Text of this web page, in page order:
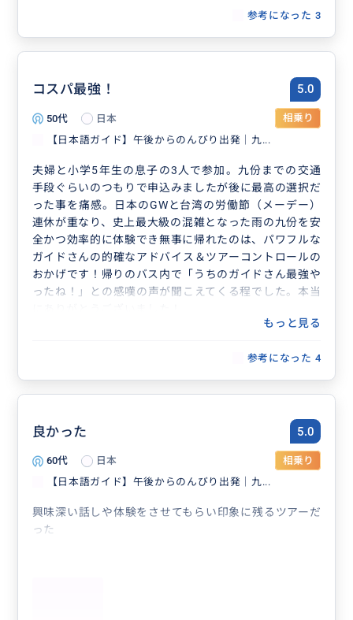
参考になった 3
コスパ最強！ 5.0
50代 日本
相乗り
【日本語ガイド】午後からのんびり出発｜九...
夫婦と小学5年生の息子の3人で参加。九份までの交通
手段ぐらいのつもりで申込みましたが後に最高の選択だ
った事を痛感。日本のGWと台湾の労働節（メーデー）
連休が重なり、史上最大級の混雑となった雨の九份を安
全かつ効率的に体験でき無事に帰れたのは、パワフルな
ガイドさんの的確なアドバイス＆ツアーコントロールの
おかげです！帰りのバス内で「うちのガイドさん最強や
ったね！」との感嘆の声が聞こえてくる程でした。本当
もっと見る
参考になった 4
良かった 5.0
60代 日本
相乗り
【日本語ガイド】午後からのんびり出発｜九...
興味深い話しや体験をさせてもらい印象に残るツアーだ
った